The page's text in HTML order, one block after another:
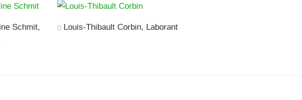
Schmit,
Louis-Thibault Corbin, Laborant